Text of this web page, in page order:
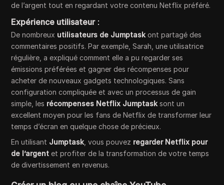
de l’argent tout en regardant votre contenu Netflix préféré.
Expérience utilisateur:
De nombreux utilisateurs de Jumptask ont partagé des
commentaires positifs. Par exemple, Sarah, une utilisatrice
régulière, a expliqué comment elle a pu regarder ses
émissions préférées et gagner des récompenses pour
acheter de nouveaux gadgets technologiques. Sans
configuration compliquée et avec un processus de gain
simple, les récompenses Netflix Jumptask sont un
excellent moyen pour les fans de Netflix de transformer leur
temps d’écran en quelque chose de précieux.
En utilisant Jumptask , vous pouvez regarder Netflix pour
de l’argent et profiter de la transformation de votre temps
de divertissement en revenus.